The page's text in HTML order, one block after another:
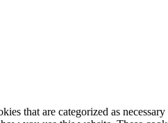
that are categorized as